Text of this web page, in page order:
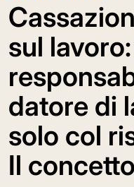
sul
datore di
solo col
Il